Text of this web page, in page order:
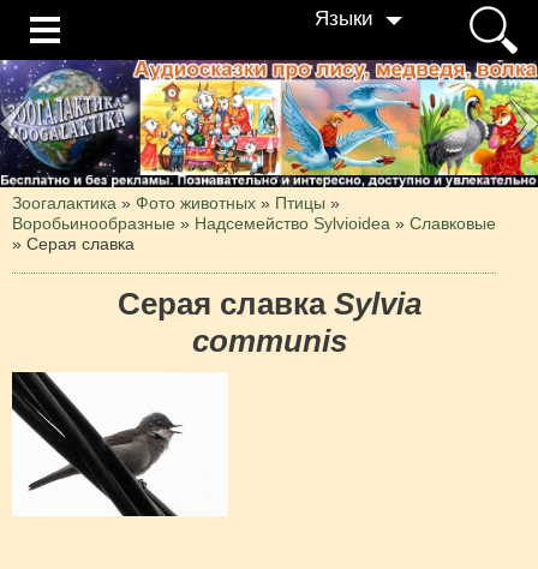
Языки
Зоогалактика » Фото животных » Птицы »
Воробьинообразные » Надсемейство Sylvioidea » Славковые
» Серая славка
Серая славка Sylvia
communis